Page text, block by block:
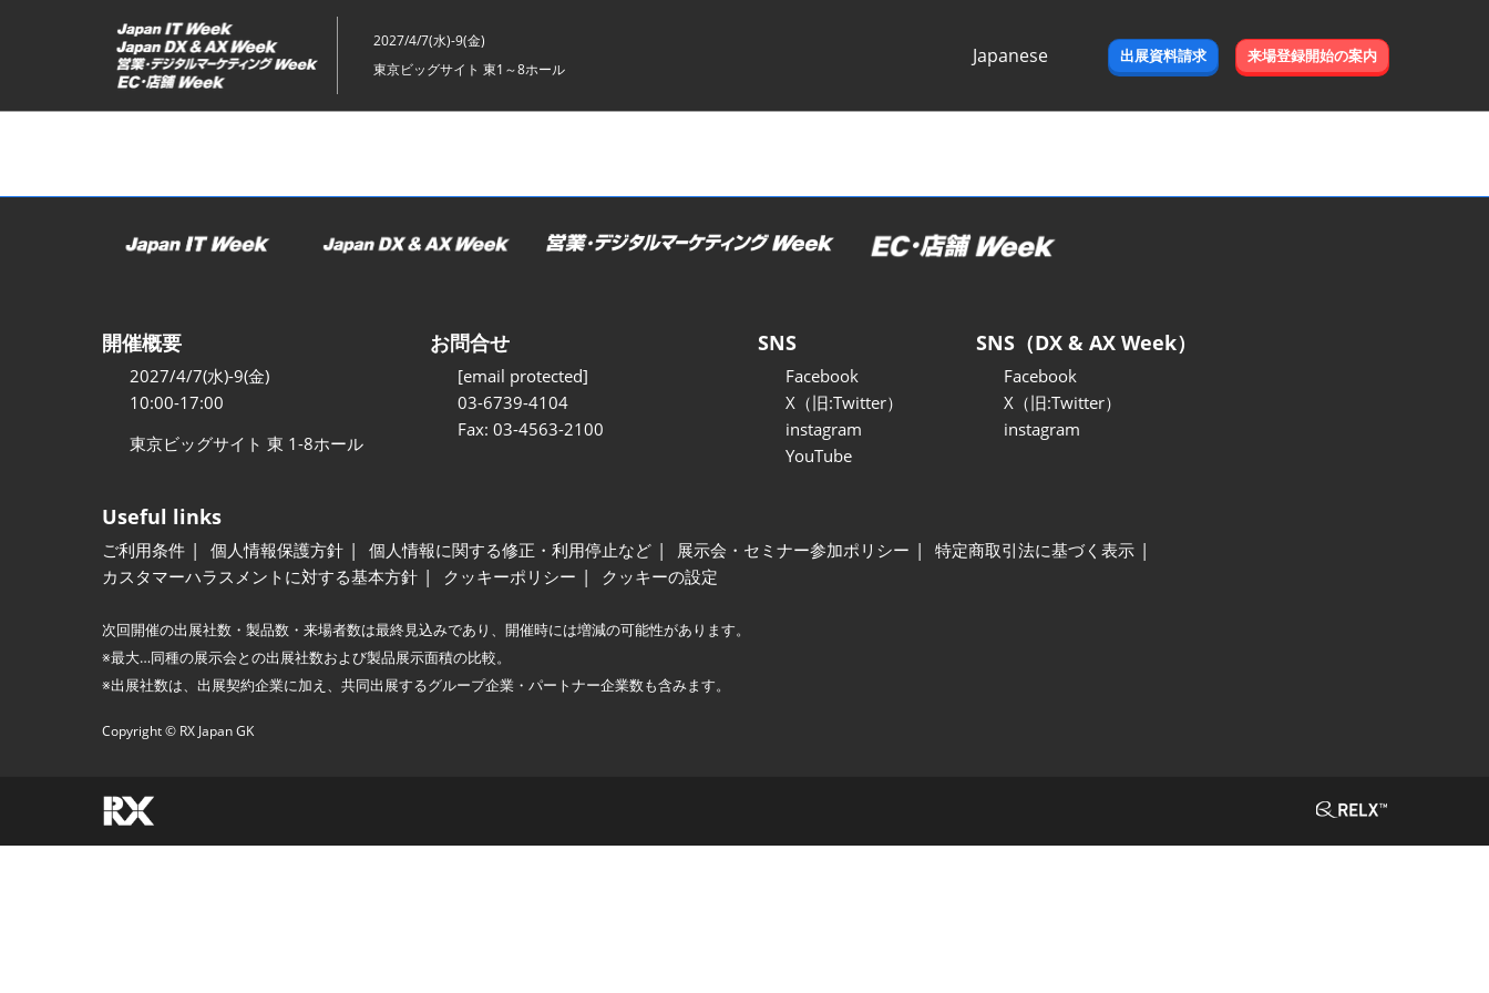
ッ
2027/4/7(水)-9(金)
東京ビッグサイト 東1～8ホール
Japanese
出展資料請求 来場登録開始の案内
開催概要
2027/4/7(水)-9(金)
10:00-17:00
東京ビッグサイト 東 1-8ホール
お問合せ
[email protected]
03-6739-4104
Fax: 03-4563-2100
SNS
Facebook
X（旧:Twitter）
instagram
YouTube
SNS（DX & AX Week）
Facebook
X（旧:Twitter）
instagram
Useful links
ご利用条件 個人情報保護方針 個人情報に関する修正・利用停止など 展示会・セミナー参加ポリシー
特定商取引法に基づく表示
カスタマーハラスメントに対する基本方針
クッキーポリシー クッキーの設定
次回開催の出展社数・製品数・来場者数は最終見込みであり、開催時には増減の可能性があります。
※最大…同種の展示会との出展社数および製品展示面積の比較。
※出展社数は、出展契約企業に加え、共同出展するグループ企業・パートナー企業数も含みます。
Copyright © RX Japan GK